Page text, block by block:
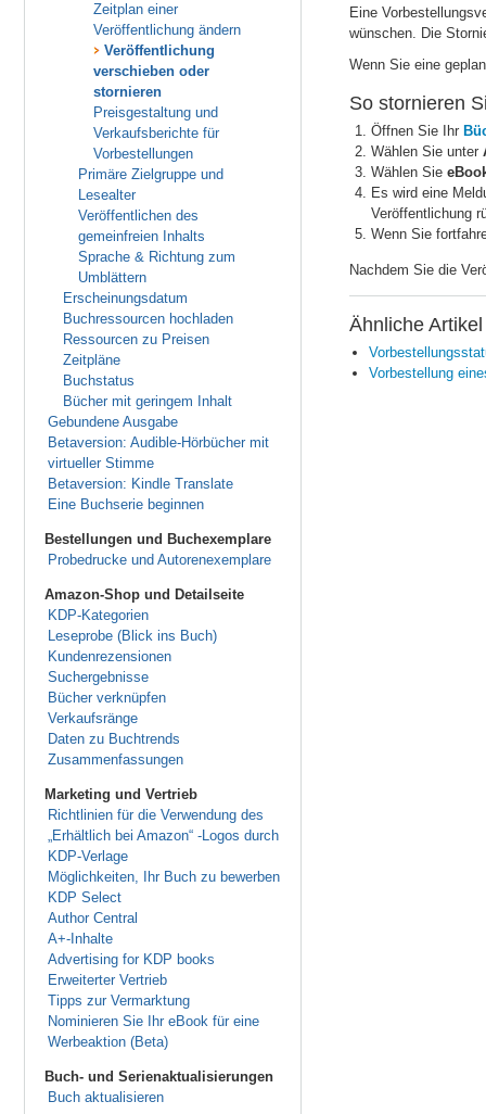
Zeitplan einer
Veröffentlichung ändern
Veröffentlichung
verschieben oder
stornieren
Preisgestaltung und
Verkaufsberichte für
Vorbestellungen
Primäre Zielgruppe und
Lesealter
Veröffentlichen des
gemeinfreien Inhalts
Sprache & Richtung zum
Umblättern
Erscheinungsdatum
Buchressourcen hochladen
Ressourcen zu Preisen
Zeitpläne
Buchstatus
Bücher mit geringem Inhalt
Gebundene Ausgabe
Betaversion: Audible-Hörbücher mit
virtueller Stimme
Betaversion: Kindle Translate
Eine Buchserie beginnen
Bestellungen und Buchexemplare
Probedrucke und Autorenexemplare
Amazon-Shop und Detailseite
KDP-Kategorien
Leseprobe (Blick ins Buch)
Kundenrezensionen
Suchergebnisse
Bücher verknüpfen
Verkaufsränge
Daten zu Buchtrends
Zusammenfassungen
Marketing und Vertrieb
Richtlinien für die Verwendung des
„Erhältlich bei Amazon“ -Logos durch
KDP-Verlage
Möglichkeiten, Ihr Buch zu bewerben
KDP Select
Author Central
A+-Inhalte
Advertising for KDP books
Erweiterter Vertrieb
Tipps zur Vermarktung
Nominieren Sie Ihr eBook für eine
Werbeaktion (Beta)
Buch- und Serienaktualisierungen
Buch aktualisieren
Eine
wünschen. Die
Wenn Sie eine
So stornieren
Öffnen Sie Ihr
Wählen Sie unter
Wählen Sie
Es wird eine
Veröffentlichung
Wenn Sie
Nachdem Sie die
Ähnliche Artikel
Vorbestellung